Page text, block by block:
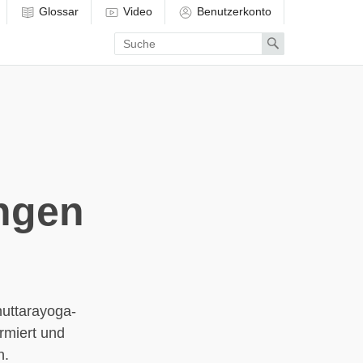
Glossar Video Benutzerkonto
Enter
search
term
Search
und